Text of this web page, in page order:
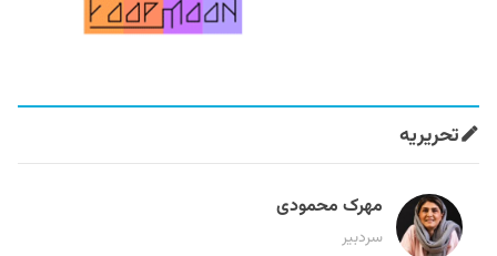
تحریریه
مهرک محمودی
سردبیر